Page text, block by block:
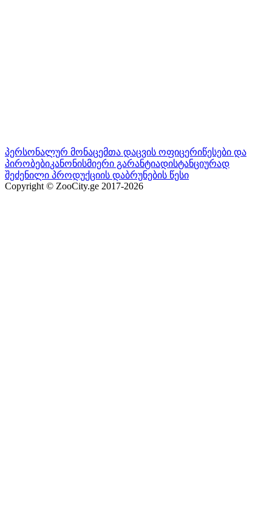
პერსონალურ მონაცემთა დაცვის ოფიცერიწესები და
პირობებიკანონისმიერი გარანტიადისტანციურად
შეძენილი პროდუქციის დაბრუნების წესი
Copyright © ZooCity.ge 2017-2026